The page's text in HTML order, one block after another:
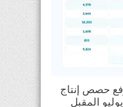
حصص إنتاج